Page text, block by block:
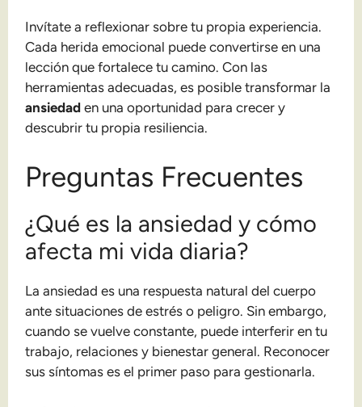
Invítate a reflexionar sobre tu propia experiencia.
Cada herida emocional puede convertirse en una
lección que fortalece tu camino. Con las
herramientas adecuadas, es posible transformar la
ansiedad en una oportunidad para crecer y
descubrir tu propia resiliencia.
Preguntas Frecuentes
¿Qué es la ansiedad y cómo
afecta mi vida diaria?
La ansiedad es una respuesta natural del cuerpo
ante situaciones de estrés o peligro. Sin embargo,
cuando se vuelve constante, puede interferir en tu
trabajo, relaciones y bienestar general. Reconocer
sus síntomas es el primer paso para gestionarla.